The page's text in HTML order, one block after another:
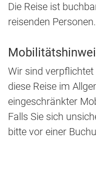
Die Reise ist
reisenden Personen.
Wir sind
diese Reise im
eingeschränkter
Falls Sie sich
bitte vor einer